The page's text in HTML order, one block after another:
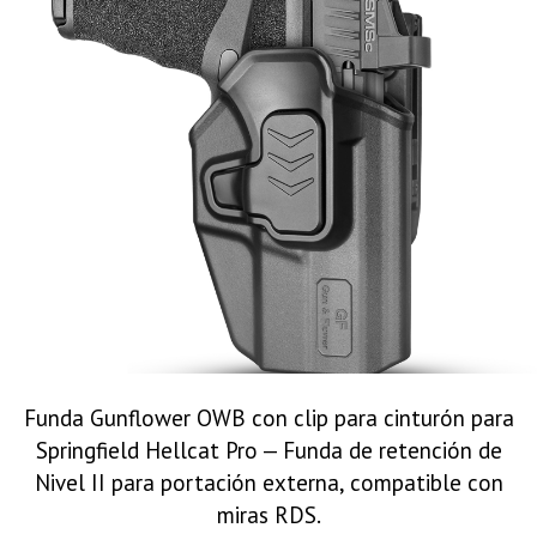
Funda Gunflower OWB con clip para cinturón para
Springfield Hellcat Pro — Funda de retención de
Nivel II para portación externa, compatible con
miras RDS.